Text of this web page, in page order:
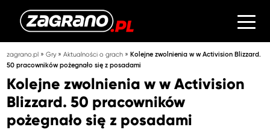
zagrano.pl »Gry»Aktualności o grach »Kolejne zwolnienia w w Activision Blizzard.
50 pracowników pożegnało się z posadami
Kolejne zwolnienia w w Activision
Blizzard. 50 pracowników
pożegnało się z posadami